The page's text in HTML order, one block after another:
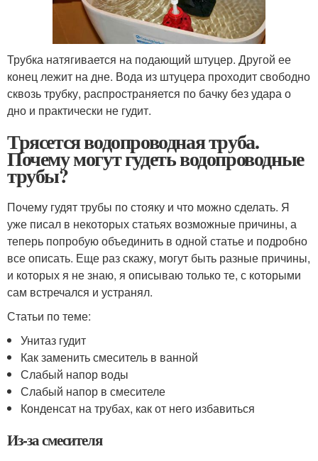
Трубка натягивается на подающий штуцер. Другой ее
конец лежит на дне. Вода из штуцера проходит свободно
сквозь трубку, распространяется по бачку без удара о
дно и практически не гудит.
Трясется водопроводная труба.
Почему могут гудеть водопроводные
трубы?
Почему гудят трубы по стояку и что можно сделать. Я
уже писал в некоторых статьях возможные причины, а
теперь попробую объединить в одной статье и подробно
все описать. Еще раз скажу, могут быть разные причины,
и которых я не знаю, я описываю только те, с которыми
сам встречался и устранял.
Статьи по теме:
Унитаз гудит
Как заменить смеситель в ванной
Слабый напор воды
Слабый напор в смесителе
Конденсат на трубах, как от него избавиться
Из-за смесителя